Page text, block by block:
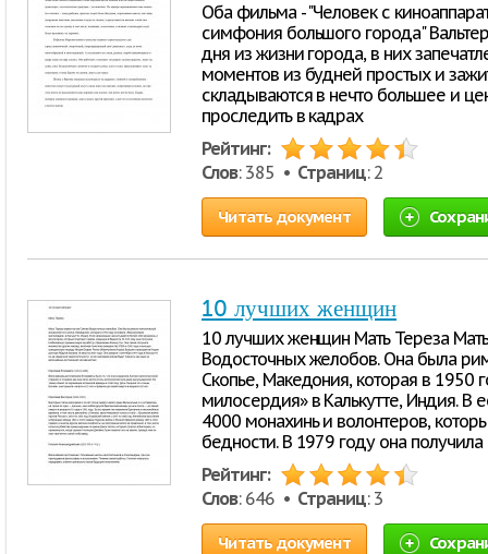
Оба фильма - "Человек с
симфония большого города"
дня из жизни города, в них
моментов из будней простых и
складываются в нечто большее и
проследить в кадрах
Рейтинг:
Слов: 385 • Страниц: 2
Читать документ
10 лучших женщин
10 лучших женщин Мать Тереза Мать
Водосточных желобов. Она была
Скопье, Македония, которая в 1950
милосердия» в Калькутте, Индия. В
4000 монахинь и волонтеров,
бедности. В 1979 году она
Рейтинг:
Слов: 646 • Страниц: 3
Читать документ